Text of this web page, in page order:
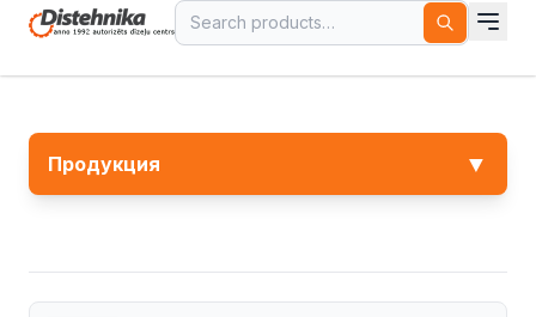
Search for:
Продукция ▼